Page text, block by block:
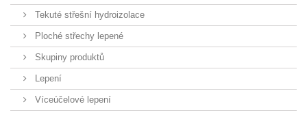
Tekuté střešní hydroizolace
Ploché střechy lepené
Skupiny produktů
Lepení
Víceúčelové lepení